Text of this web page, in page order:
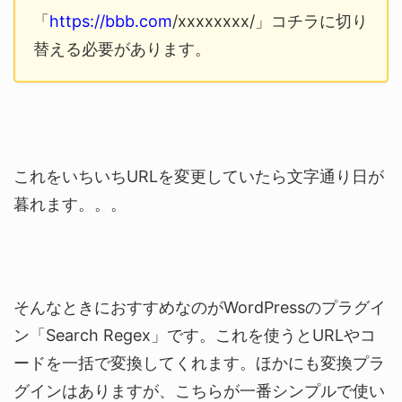
「 https://bbb.com/xxxxxxxx/」コチラに切り
替える必要があります。
これをいちいちURLを変更していたら文字通り日が
暮れます。。。
そんなときにおすすめなのがWordPressのプラグイ
ン「Search Regex」です。これを使うとURLやコ
ードを一括で変換してくれます。ほかにも変換プラ
グインはありますが、こちらが一番シンプルで使い